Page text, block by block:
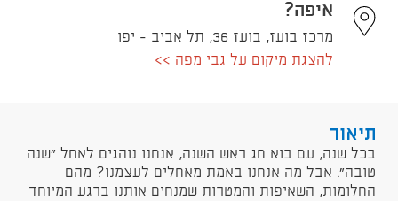
איפה?
מרכז בועז, בועז 36, תל אביב - יפו
להצגת מיקום על גבי מפה >>
תיאור
​בכל שנה, עם בוא חג ראש השנה, אנחנו נוהגים לאחל "שנה
טובה". אבל מה אנחנו באמת מאחלים לעצמנו? מהם
החלומות, השאיפות והמטרות שמנחים אותנו ברגע המיוחד